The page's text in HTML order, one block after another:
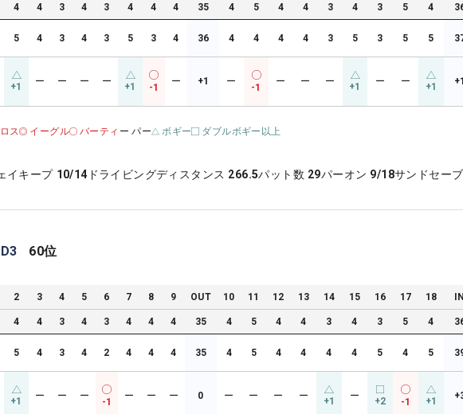
4 4 3 4 3 4 4 4 35 4 5 4 4 3 4 3 5 4
5 4 3 4 3 5 3 4 36 4 4 4 4 3 5 3 5 5
+1 ー ー ー ー +1 -1
ー +1 ー
-1
ー ー ー +1 ー ー +1
ス イーグル バーティ ー パー ボギー ダブルボギー以上
イキープ 10/14 ドライビングディスタンス 266.5パット数 29パーオン 9/18サンドセーブ
3 60位
2 3 4 5 6 7 8 9 OUT 10 11 12 13 14 15 16 17 18
4 4 3 4 3 4 4 4 35 4 5 4 4 3 4 3 5 4
5 4 3 4 2 4 4 4 35 4 5 4 4 4 4 5 4 5
+1 ー ー ー
-1
ー ー ー 0 ー ー ー ー +1 ー +2 -1 +1